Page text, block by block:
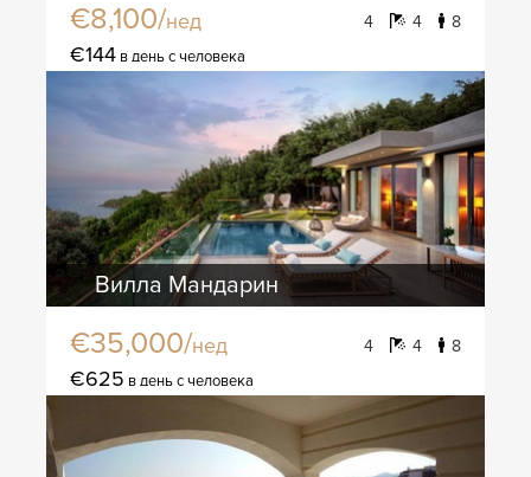
€8,100/нед 4 4 8
€144 в день с человека
Вилла Мандарин
€35,000/нед 4 4 8
€625 в день с человека